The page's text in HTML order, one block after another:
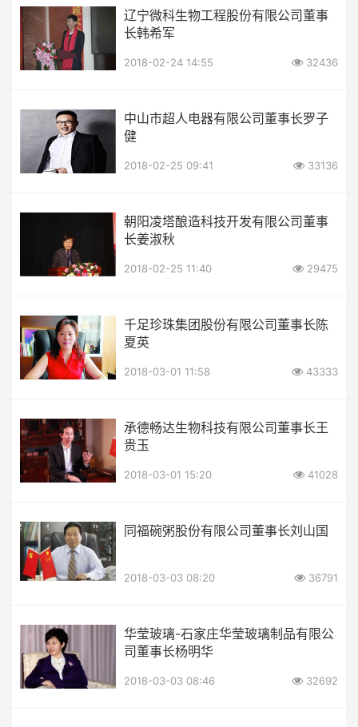
辽宁微科生物工程股份有限公司董事
长韩希军
2018-02-24 14:55 32436
中山市超人电器有限公司董事长罗子
健
2018-02-25 09:41 33136
朝阳凌塔酿造科技开发有限公司董事
长姜淑秋
2018-02-25 11:40 29475
千足珍珠集团股份有限公司董事长陈
夏英
2018-03-01 11:58 43333
承德畅达生物科技有限公司董事长王
贵玉
2018-03-01 15:20 41028
同福碗粥股份有限公司董事长刘山国
2018-03-03 08:20 36791
华莹玻璃-石家庄华莹玻璃制品有限公
司董事长杨明华
2018-03-03 08:46 32692